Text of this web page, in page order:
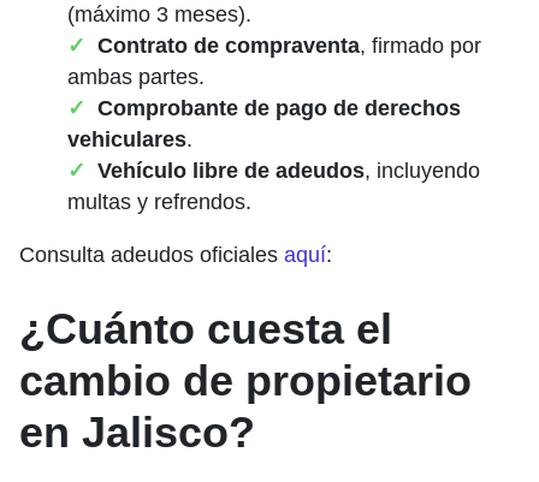
(máximo 3 meses).
Contrato de compraventa, firmado por
ambas partes.
Comprobante de pago de derechos
vehiculares.
Vehículo libre de adeudos, incluyendo
multas y refrendos.
Consulta adeudos oficiales aquí:
¿Cuánto cuesta el
cambio de propietario
en Jalisco?